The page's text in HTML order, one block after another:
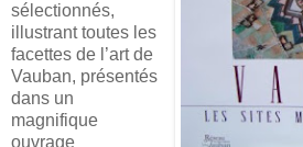
sélectionnés,
illustrant toutes les
facettes de l’art de
Vauban, présentés
dans un
magnifique
ouvrage